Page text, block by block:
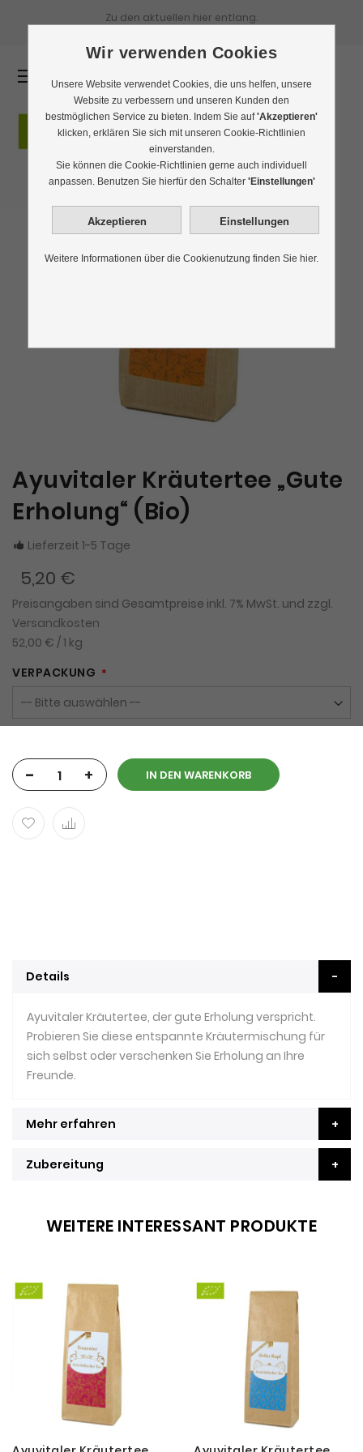
Zu den aktuellen hier entlang.
Ayuvitaler Kräutertee „Gute
Erholung“ (Bio)
Lieferzeit 1-5 Tage
5,20 €
Preisangaben sind Gesamtpreise inkl. 7% MwSt. und zzgl.
Versandkosten
52,00 € / 1 kg
VERPACKUNG
- + IN DEN WARENKORB
Details
Ayuvitaler Kräutertee, der gute Erholung verspricht.
Probieren Sie diese entspannte Kräutermischung für
sich selbst oder verschenken Sie Erholung an Ihre
Freunde.
Mehr erfahren
Zubereitung
WEITERE INTERESSANT PRODUKTE
Wir verwenden Cookies
Unsere Website verwendet Cookies, die uns helfen, unsere
Website zu verbessern und unseren Kunden den
bestmöglichen Service zu bieten. Indem Sie auf'Akzeptieren'
klicken, erklären Sie sich mit unseren Cookie-Richtlinien
einverstanden.
Sie können die Cookie-Richtlinien gerne auch individuell
anpassen. Benutzen Sie hierfür den Schalter 'Einstellungen'
Weitere Informationen über die Cookienutzung finden Sie hier.